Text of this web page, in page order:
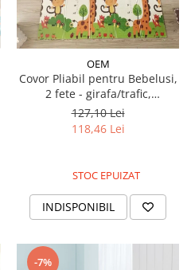
OEM
Covor Pliabil pentru Bebelusi,
2 fete - girafa/trafic,
180/200/0.9cm
127,10 Lei
118,46 Lei
STOC EPUIZAT
INDISPONIBIL
-7%